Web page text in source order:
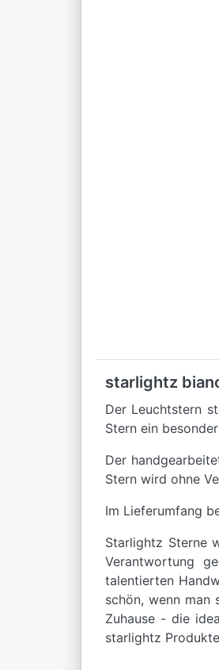
starlightz
Der Leuchtstern
Stern ein
Der
Stern wird ohne
Im Lieferumfang
Starlightz Sterne
Verantwortung
talentierten
schön, wenn man
Zuhause - die
starlightz